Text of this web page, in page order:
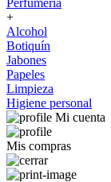
Perfumería
+
Alcohol
Botiquín
Jabones
Papeles
Limpieza
Higiene personal
Mi cuenta
Mis compras